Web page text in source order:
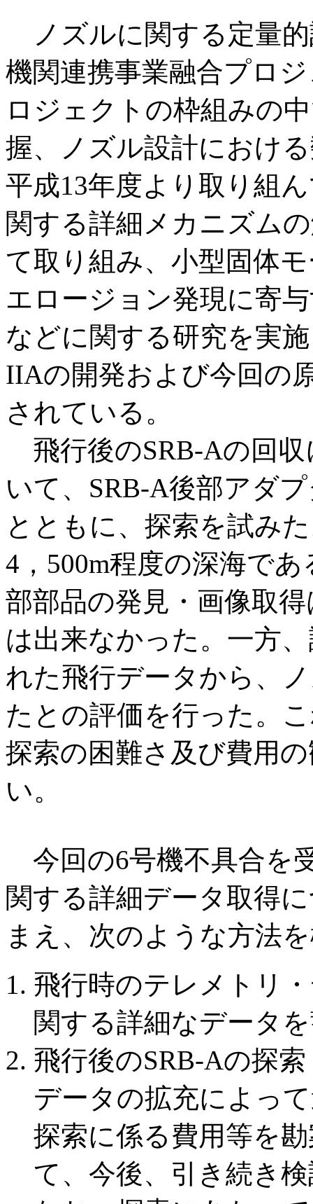
ノズルに関する定量
機関連携事業融合プロ
ロジェクトの枠組みの
握、ノズル設計におけ
平成13年度より取り組
関する詳細メカニズム
て取り組み、小型固体
エロージョン発現に寄
などに関する研究を実
IIAの開発および今回の
されている。
飛行後のSRB-Aの回
いて、SRB-A後部アダ
とともに、探索を試み
4，500m程度の深海で
部部品の発見・画像取
は出来なかった。一方
れた飛行データから、
たとの評価を行った。
探索の困難さ及び費用
い。
今回の6号機不具合を
関する詳細データ取得
まえ、次のような方法
飛行時のテレメトリ
関する詳細なデータ
飛行後のSRB-Aの探
データの拡充によっ
探索に係る費用等を
て、今後、引き続き